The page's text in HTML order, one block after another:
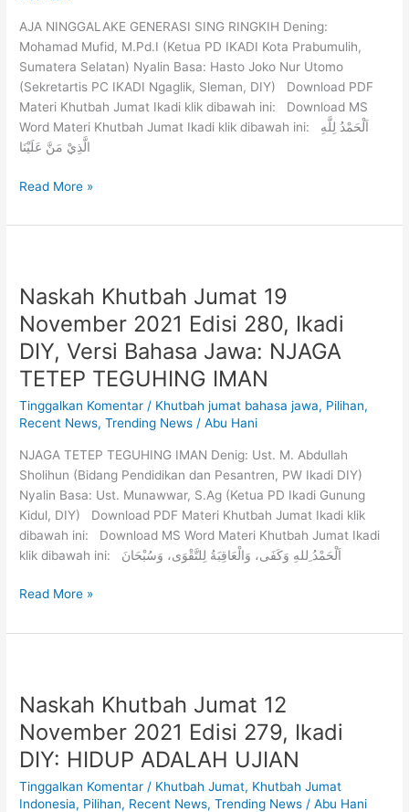
AJA NINGGALAKE GENERASI SING RINGKIH Dening:
Mohamad Mufid, M.Pd.I (Ketua PD IKADI Kota Prabumulih,
Sumatera Selatan) Nyalin Basa: Hasto Joko Nur Utomo
(Sekretartis PC IKADI Ngaglik, Sleman, DIY) Download PDF
Materi Khutbah Jumat Ikadi klik dibawah ini: Download MS
Word Materi Khutbah Jumat Ikadi klik dibawah ini: اَلْحَمْدُ لِلَّهِ
الَّذِيْ مَنَّ عَلَيْنَا
Read More »
Naskah Khutbah Jumat 19
November 2021 Edisi 280, Ikadi
DIY, Versi Bahasa Jawa: NJAGA
TETEP TEGUHING IMAN
Tinggalkan Komentar / Khutbah jumat bahasa jawa, Pilihan,
Recent News,Trending News /Abu Hani
NJAGA TETEP TEGUHING IMAN Denig: Ust. M. Abdullah
Sholihun (Bidang Pendidikan dan Pesantren, PW Ikadi DIY)
Nyalin Basa: Ust. Munawwar, S.Ag (Ketua PD Ikadi Gunung
Kidul, DIY) Download PDF Materi Khutbah Jumat Ikadi klik
dibawah ini: Download MS Word Materi Khutbah Jumat Ikadi
klik dibawah ini: اَلْحَمْدُ ِللهِ وَكَفَى، وَالْعَاقِبَةُ لِلتَّقْوَى، وَسُبْحَانَ
Read More »
Naskah Khutbah Jumat 12
November 2021 Edisi 279, Ikadi
DIY: HIDUP ADALAH UJIAN
Tinggalkan Komentar / Khutbah Jumat, Khutbah Jumat
Indonesia, Pilihan, Recent News,Trending News /Abu Hani